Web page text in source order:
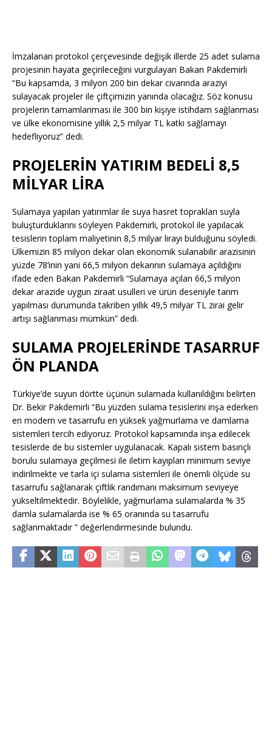
İmzalanan protokol çerçevesinde değişik illerde 25 adet sulama
projesinin hayata geçirileceğini vurgulayan Bakan Pakdemirli
“Bu kapsamda, 3 milyon 200 bin dekar civarında araziyi
sulayacak projeler ile çiftçimizin yanında olacağız. Söz konusu
projelerin tamamlanması ile 300 bin kişiye istihdam sağlanması
ve ülke ekonomisine yıllık 2,5 milyar TL katkı sağlamayı
hedefliyoruz” dedi.
PROJELERİN YATIRIM BEDELİ 8,5
MİLYAR LİRA
Sulamaya yapılan yatırımlar ile suya hasret toprakları suyla
buluşturduklarını söyleyen Pakdemirli, protokol ile yapılacak
tesislerin toplam maliyetinin 8,5 milyar lirayı bulduğunu söyledi.
Ülkemizin 85 milyon dekar olan ekonomik sulanabilir arazisinin
yüzde 78’inin yani 66,5 milyon dekarının sulamaya açıldığını
ifade eden Bakan Pakdemirli “Sulamaya açılan 66,5 milyon
dekar arazide uygun ziraat usulleri ve ürün deseniyle tarım
yapılması durumunda takriben yıllık 49,5 milyar TL zirai gelir
artışı sağlanması mümkün” dedi.
SULAMA PROJELERİNDE TASARRUF
ÖN PLANDA
Türkiye’de suyun dörtte üçünün sulamada kullanıldığını belirten
Dr. Bekir Pakdemirli “Bu yüzden sulama tesislerini inşa ederken
en modern ve tasarrufu en yüksek yağmurlama ve damlama
sistemleri tercih ediyoruz. Protokol kapsamında inşa edilecek
tesislerde de bu sistemler uygulanacak. Kapalı sistem basınçlı
borulu sulamaya geçilmesi ile iletim kayıpları minimum seviye
indirilmekte ve tarla içi sulama sistemleri ile önemli ölçüde su
tasarrufu sağlanarak çiftlik randımanı maksimum seviyeye
yükseltilmektedir. Böylelikle, yağmurlama sulamalarda % 35
damla sulamalarda ise % 65 oranında su tasarrufu
sağlanmaktadır ” değerlendirmesinde bulundu.